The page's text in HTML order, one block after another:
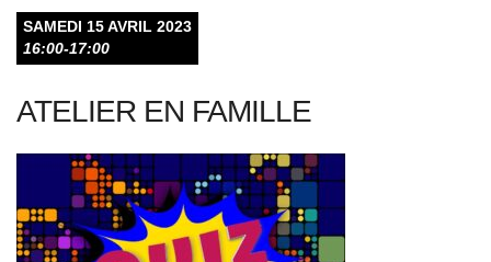
SAMEDI 15 AVRIL 2023
16:00-17:00
ATELIER EN FAMILLE